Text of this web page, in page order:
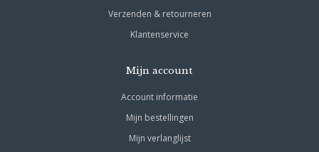
Verzenden & retourneren
Klantenservice
Mijn account
Account informatie
Mijn bestellingen
Mijn verlanglijst